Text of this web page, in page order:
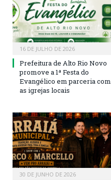
16 DE JULHO DE 2026
Prefeitura de Alto Rio Novo
promove a 1ª Festa do
Evangélico em parceria com
as igrejas locais
30 DE JUNHO DE 2026